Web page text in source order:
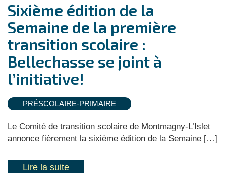
Sixième édition de la
Semaine de la première
transition scolaire :
Bellechasse se joint à
l’initiative!
PRÉSCOLAIRE-PRIMAIRE
Le Comité de transition scolaire de Montmagny-L’Islet
annonce fièrement la sixième édition de la Semaine […]
Lire la suite